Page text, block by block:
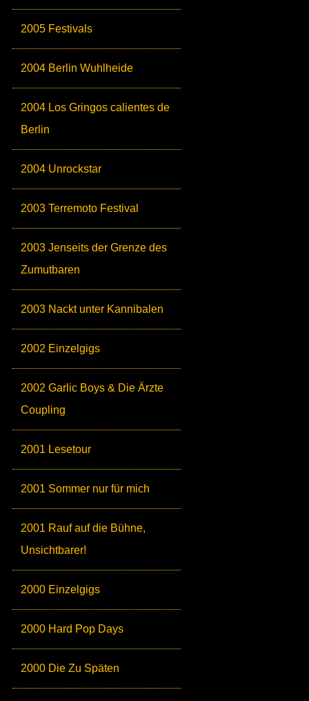
2005 Festivals
2004 Berlin Wuhlheide
2004 Los Gringos calientes de
Berlin
2004 Unrockstar
2003 Terremoto Festival
2003 Jenseits der Grenze des
Zumutbaren
2003 Nackt unter Kannibalen
2002 Einzelgigs
2002 Garlic Boys & Die Ärzte
Coupling
2001 Lesetour
2001 Sommer nur für mich
2001 Rauf auf die Bühne,
Unsichtbarer!
2000 Einzelgigs
2000 Hard Pop Days
2000 Die Zu Späten